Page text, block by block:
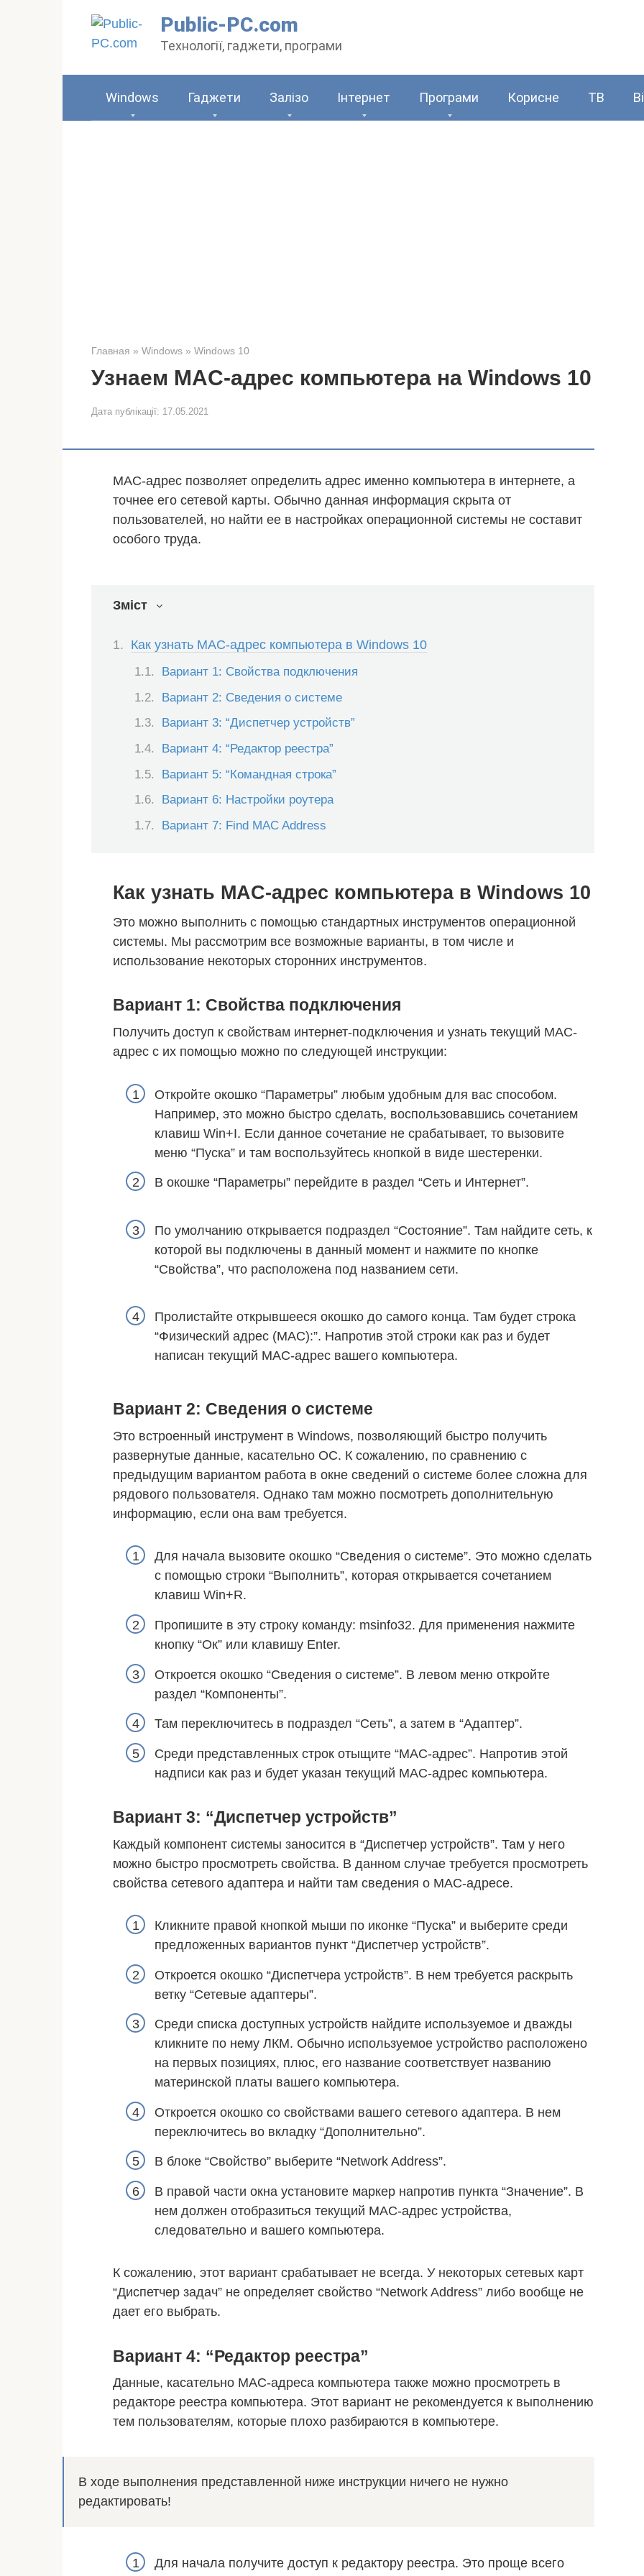
Public-PC.com
Технології, гаджети, програми
Windows Гаджети Залізо Інтернет Програми Корисне ТВ
Главная » Windows » Windows 10
Узнаем MAC-адрес компьютера на Windows 10
Дата публікації: 17.05.2021
MAC-адрес позволяет определить адрес именно компьютера в интернете, а
точнее его сетевой карты. Обычно данная информация скрыта от
пользователей, но найти ее в настройках операционной системы не составит
особого труда.
Зміст
Как узнать MAC-адрес компьютера в Windows 10
Вариант 1: Свойства подключения
Вариант 2: Сведения о системе
Вариант 3: “Диспетчер устройств”
Вариант 4: “Редактор реестра”
Вариант 5: “Командная строка”
Вариант 6: Настройки роутера
Вариант 7: Find MAC Address
Как узнать MAC-адрес компьютера в Windows 10
Это можно выполнить с помощью стандартных инструментов операционной
системы. Мы рассмотрим все возможные варианты, в том числе и
использование некоторых сторонних инструментов.
Вариант 1: Свойства подключения
Получить доступ к свойствам интернет-подключения и узнать текущий MAC-
адрес с их помощью можно по следующей инструкции:
Откройте окошко “Параметры” любым удобным для вас способом.
Например, это можно быстро сделать, воспользовавшись сочетанием
клавиш Win+I. Если данное сочетание не срабатывает, то вызовите
меню “Пуска” и там воспользуйтесь кнопкой в виде шестеренки.
В окошке “Параметры” перейдите в раздел “Сеть и Интернет”.
По умолчанию открывается подраздел “Состояние”. Там найдите сеть, к
которой вы подключены в данный момент и нажмите по кнопке
“Свойства”, что расположена под названием сети.
Пролистайте открывшееся окошко до самого конца. Там будет строка
“Физический адрес (MAC):”. Напротив этой строки как раз и будет
написан текущий MAC-адрес вашего компьютера.
Вариант 2: Сведения о системе
Это встроенный инструмент в Windows, позволяющий быстро получить
развернутые данные, касательно ОС. К сожалению, по сравнению с
предыдущим вариантом работа в окне сведений о системе более сложна для
рядового пользователя. Однако там можно посмотреть дополнительную
информацию, если она вам требуется.
Для начала вызовите окошко “Сведения о системе”. Это можно сделать
с помощью строки “Выполнить”, которая открывается сочетанием
клавиш Win+R.
Пропишите в эту строку команду: msinfo32. Для применения нажмите
кнопку “Ок” или клавишу Enter.
Откроется окошко “Сведения о системе”. В левом меню откройте
раздел “Компоненты”.
Там переключитесь в подраздел “Сеть”, а затем в “Адаптер”.
Среди представленных строк отыщите “MAC-адрес”. Напротив этой
надписи как раз и будет указан текущий MAC-адрес компьютера.
Вариант 3: “Диспетчер устройств”
Каждый компонент системы заносится в “Диспетчер устройств”. Там у него
можно быстро просмотреть свойства. В данном случае требуется просмотреть
свойства сетевого адаптера и найти там сведения о MAC-адресе.
Кликните правой кнопкой мыши по иконке “Пуска” и выберите среди
предложенных вариантов пункт “Диспетчер устройств”.
Откроется окошко “Диспетчера устройств”. В нем требуется раскрыть
ветку “Сетевые адаптеры”.
Среди списка доступных устройств найдите используемое и дважды
кликните по нему ЛКМ. Обычно используемое устройство расположено
на первых позициях, плюс, его название соответствует названию
материнской платы вашего компьютера.
Откроется окошко со свойствами вашего сетевого адаптера. В нем
переключитесь во вкладку “Дополнительно”.
В блоке “Свойство” выберите “Network Address”.
В правой части окна установите маркер напротив пункта “Значение”. В
нем должен отобразиться текущий MAC-адрес устройства,
следовательно и вашего компьютера.
К сожалению, этот вариант срабатывает не всегда. У некоторых сетевых карт
“Диспетчер задач” не определяет свойство “Network Address” либо вообще не
дает его выбрать.
Вариант 4: “Редактор реестра”
Данные, касательно MAC-адреса компьютера также можно просмотреть в
редакторе реестра компьютера. Этот вариант не рекомендуется к выполнению
тем пользователям, которые плохо разбираются в компьютере.
В ходе выполнения представленной ниже инструкции ничего не нужно
редактировать!
Для начала получите доступ к редактору реестра. Это проще всего